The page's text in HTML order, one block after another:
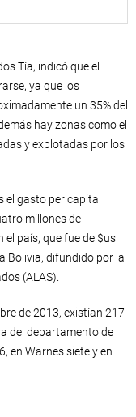
Tía, indicó que el
ya que los
un 35% del
hay zonas como el
y explotadas por los
el gasto per capita
millones de
el país, que fue de $us
Bolivia, difundido por la
(ALAS).
de 2013, existían 217
del departamento de
en Warnes siete y en